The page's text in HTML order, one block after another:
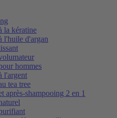
la kératine
l'huile d'argan
hommes
l'argent
tea tree
après-shampooing 2 en 1